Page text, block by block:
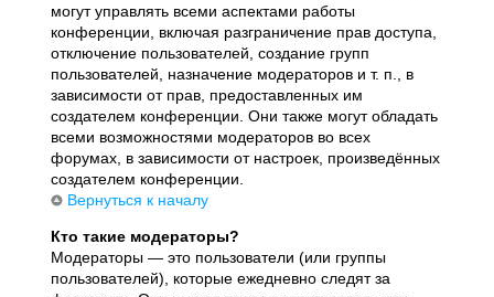
могут управлять всеми аспектами работы
конференции, включая разграничение прав доступа,
отключение пользователей, создание групп
пользователей, назначение модераторов и т. п., в
зависимости от прав, предоставленных им
создателем конференции. Они также могут обладать
всеми возможностями модераторов во всех
форумах, в зависимости от настроек, произведённых
создателем конференции.
Вернуться к началу
Кто такие модераторы?
Модераторы — это пользователи (или группы
пользователей), которые ежедневно следят за